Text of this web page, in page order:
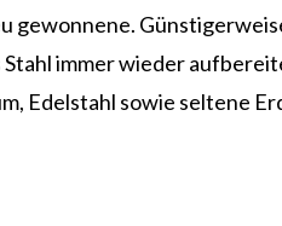
gewonnene.
immer wieder
Edelstahl sowie seltene